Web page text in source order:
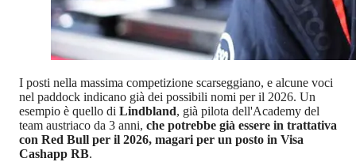
I posti nella massima competizione scarseggiano, e alcune voci
nel paddock indicano già dei possibili nomi per il 2026. Un
esempio è quello di Lindbland, già pilota dell'Academy del
team austriaco da 3 anni, che potrebbe già essere in trattativa
con Red Bull per il 2026, magari per un posto in Visa
Cashapp RB.